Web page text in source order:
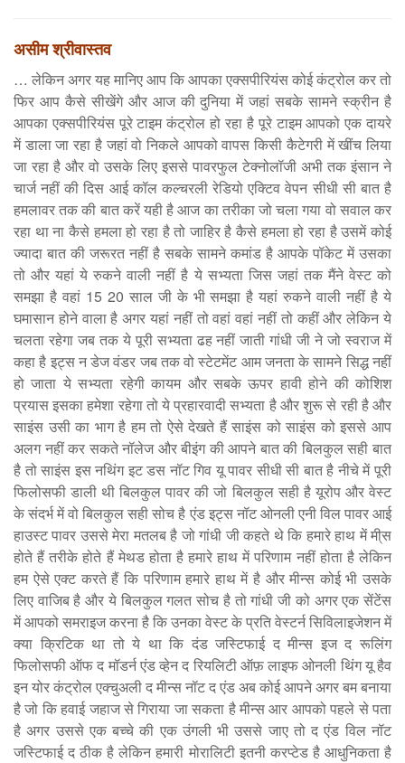
असीम श्रीवास्तव
… लेकिन अगर यह मानिए आप कि आपका एक्सपीरियंस कोई कंट्रोल कर तो
फिर आप कैसे सीखेंगे और आज की दुनिया में जहां सबके सामने स्क्रीन है
आपका एक्सपीरियंस पूरे टाइम कंट्रोल हो रहा है पूरे टाइम आपको एक दायरे
में डाला जा रहा है जहां वो निकले आपको वापस किसी कैटेगरी में खींच लिया
जा रहा है और वो उसके लिए इससे पावरफुल टेक्नोलॉजी अभी तक इंसान ने
चार्ज नहीं की दिस आई कॉल कल्चरली रेडियो एक्टिव वेपन सीधी सी बात है
हमलावर तक की बात करें यही है आज का तरीका जो चला गया वो सवाल कर
रहा था ना कैसे हमला हो रहा है तो जाहिर है कैसे हमला हो रहा है उसमें कोई
ज्यादा बात की जरूरत नहीं है सबके सामने कमांड है आपके पॉकेट में उसका
तो और यहां ये रुकने वाली नहीं है ये सभ्यता जिस जहां तक मैंने वेस्ट को
समझा है वहां 15 20 साल जी के भी समझा है यहां रुकने वाली नहीं है ये
घमासान होने वाला है अगर यहां नहीं तो वहां वहां नहीं तो कहीं और लेकिन ये
चलता रहेगा जब तक ये पूरी सभ्यता ढह नहीं जाती गांधी जी ने जो स्वराज में
कहा है इट्स न डेज वंडर जब तक वो स्टेटमेंट आम जनता के सामने सिद्ध नहीं
हो जाता ये सभ्यता रहेगी कायम और सबके ऊपर हावी होने की कोशिश
प्रयास इसका हमेशा रहेगा तो ये प्रहारवादी सभ्यता है और शुरू से रही है और
साइंस उसी का भाग है हम तो ऐसे देखते हैं साइंस को साइंस को इससे आप
अलग नहीं कर सकते नॉलेज और बीइंग की आपने बात की बिलकुल सही बात
है तो साइंस इस नथिंग इट डस नॉट गिव यू पावर सीधी सी बात है नीचे में पूरी
फिलोसफी डाली थी बिलकुल पावर की जो बिलकुल सही है यूरोप और वेस्ट
के संदर्भ में वो बिलकुल सही सोच है एंड इट्स नॉट ओनली एनी विल पावर आई
हाउस्ट पावर उससे मेरा मतलब है जो गांधी जी कहते थे कि हमारे हाथ में मी्स
होते हैं तरीके होते हैं मेथड होता है हमारे हाथ में परिणाम नहीं होता है लेकिन
हम ऐसे एक्ट करते हैं कि परिणाम हमारे हाथ में है और मीन्स कोई भी उसके
लिए वाजिब है और ये बिलकुल गलत सोच है तो गांधी जी को अगर एक सेंटेंस
में आपको समराइज करना है कि उनका वेस्ट के प्रति वेस्टर्न सिविलाइजेशन में
क्या क्रिटिक था तो ये था कि दंड जस्टिफाई द मीन्स इज द रूलिंग
फिलोसफी ऑफ द मॉडर्न एंड व्हेन द रियलिटी ऑफ़ लाइफ ओनली थिंग यू हैव
इन योर कंट्रोल एक्चुअली द मीन्स नॉट द एंड अब कोई आपने अगर बम बनाया
है जो कि हवाई जहाज से गिराया जा सकता है मीन्स आर आपको पहले से पता
है अगर उससे एक बच्चे की एक उंगली भी उससे जाए तो द एंड विल नॉट
जस्टिफाई द ठीक है लेकिन हमारी मोरालिटी इतनी करप्टेड है आधुनिकता है